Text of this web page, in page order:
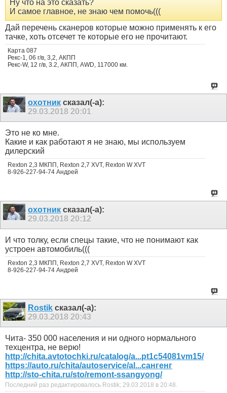
Ну что на это сказать?
И самое главное, не знаю чем помочь(((
Дай перечень сканеров которые можно применять к его
тачке, хоть отсечет те которые его не прочитают.
Карта 087
Рекс-1, 06 г/в, 3,2, АКПП
Рекс-W, 12 г/в, 3.2, АКПП, AWD, 117000 км.
охотник сказал(-а):
29.03.2018 20:01
Это не ко мне.
Какие и как работают я не знаю, мы используем
дилерский
Rexton 2,3 МКПП, Rexton 2,7 XVT, Rexton W XVT
8-926-227-94-74 Андрей
охотник сказал(-а):
29.03.2018 20:12
И что толку, если спецы такие, что не понимают как
устроен автомобиль(((
Rexton 2,3 МКПП, Rexton 2,7 XVT, Rexton W XVT
8-926-227-94-74 Андрей
Rostik сказал(-а):
29.03.2018 20:43
Чита- 350 000 населения и ни одного нормального
техцентра, не верю!
http://chita.avtotochki.ru/catalog/a...pt1c54081vm15/
https://auto.ru/chita/autoservice/al...сангенг
http://sto-chita.ru/sto/remont-ssangyong/
Последний раз редактировалось Rostik; 29.03.2018 в 20:48